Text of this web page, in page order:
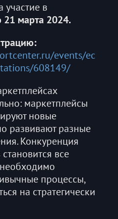
участие в
21 марта 2024.
events/ec
608149/
маркетплейсы
новые
развивают разные
Конкуренция
все
процессы,
на стратегически